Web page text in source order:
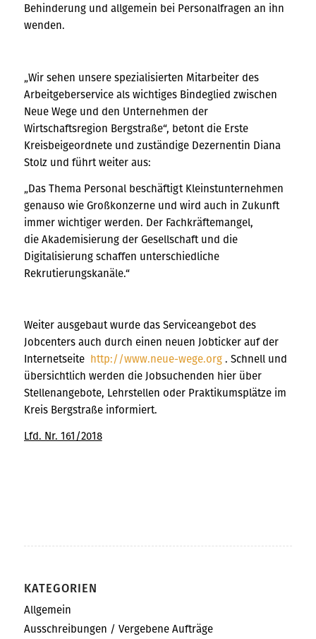
Behinderung und allgemein bei Personalfragen an ihn
wenden.
„Wir sehen unsere spezialisierten Mitarbeiter des
Arbeitgeberservice als wichtiges Bindeglied zwischen
Neue Wege und den Unternehmen der
Wirtschaftsregion Bergstraße“, betont die Erste
Kreisbeigeordnete und zuständige Dezernentin Diana
Stolz und führt weiter aus:
„Das Thema Personal beschäftigt Kleinstunternehmen
genauso wie Großkonzerne und wird auch in Zukunft
immer wichtiger werden. Der Fachkräftemangel,
die Akademisierung der Gesellschaft und die
Digitalisierung schaffen unterschiedliche
Rekrutierungskanäle.“
Weiter ausgebaut wurde das Serviceangebot des
Jobcenters auch durch einen neuen Jobticker auf der
Internetseite http://www.neue-wege.org. Schnell und
übersichtlich werden die Jobsuchenden hier über
Stellenangebote, Lehrstellen oder Praktikumsplätze im
Kreis Bergstraße informiert.
Lfd. Nr. 161/2018
KATEGORIEN
Allgemein
Ausschreibungen / Vergebene Aufträge